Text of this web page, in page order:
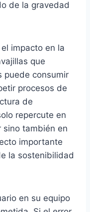
de la gravedad
impacto en la
que
puede consumir
procesos de
de
repercute en
sino también en
importante
la sostenibilidad
en su equipo